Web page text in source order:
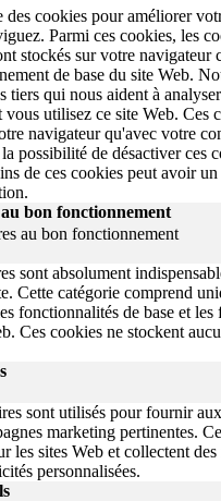
cookies pour améliorer
Parmi ces cookies, les
stockés sur votre navigateur
de base du site Web.
tiers qui nous aident à
utilisez ce site Web. Ces
navigateur qu'avec votre
possibilité de désactiver ces
de ces cookies peut avoir
au bon fonctionnement
au bon fonctionnement
sont absolument
Cette catégorie comprend
fonctionnalités de base et
Ces cookies ne stockent
sont utilisés pour fournir
marketing pertinentes.
les sites Web et collectent
personnalisées.